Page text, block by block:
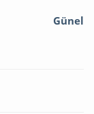
Günel